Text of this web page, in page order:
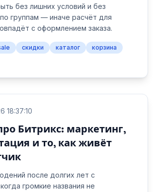
без лишних условий и без
группам — иначе расчёт для
с оформлением заказа.
скидки каталог
корзина
18:37:10
Битрикс: маркетинг,
и то, как живёт
после долгих лет с
громкие названия не